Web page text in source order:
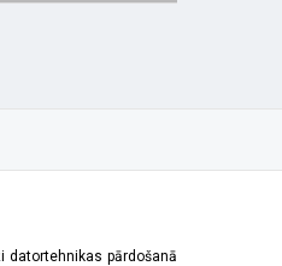
datortehnikas pārdošanā